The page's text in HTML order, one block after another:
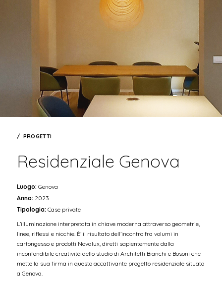
PROGETTI
Residenziale Genova
Luogo: Genova
Anno: 2023
Tipologia: Case private
L’illuminazione interpretata in chiave moderna attraverso geometrie,
linee, riflessi e nicchie. È’ il risultato dell’incontro fra volumi in
cartongesso e prodotti Novalux, diretti sapientemente dalla
inconfondibile creatività dello studio di Architetti Bianchi e Bosoni che
mette la sua firma in questo accattivante progetto residenziale situato
a Genova.